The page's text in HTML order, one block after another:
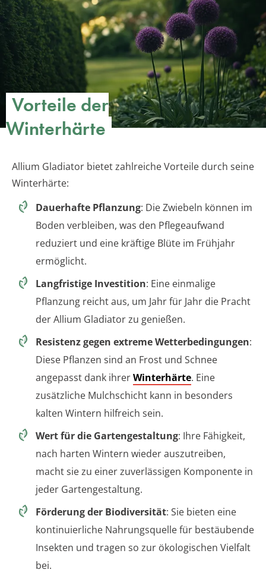
Vorteile der
Winterhärte
Allium Gladiator bietet zahlreiche Vorteile durch seine
Winterhärte:
Dauerhafte Pflanzung: Die Zwiebeln können im
Boden verbleiben, was den Pflegeaufwand
reduziert und eine kräftige Blüte im Frühjahr
ermöglicht.
Langfristige Investition: Eine einmalige
Pflanzung reicht aus, um Jahr für Jahr die Pracht
der Allium Gladiator zu genießen.
Resistenz gegen extreme Wetterbedingungen:
Diese Pflanzen sind an Frost und Schnee
angepasst dank ihrerWinterhärte. Eine
zusätzliche Mulchschicht kann in besonders
kalten Wintern hilfreich sein.
Wert für die Gartengestaltung: Ihre Fähigkeit,
nach harten Wintern wieder auszutreiben,
macht sie zu einer zuverlässigen Komponente in
jeder Gartengestaltung.
Förderung der Biodiversität: Sie bieten eine
kontinuierliche Nahrungsquelle für bestäubende
Insekten und tragen so zur ökologischen Vielfalt
bei.